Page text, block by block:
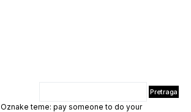
Oznake teme: pay someone to do your